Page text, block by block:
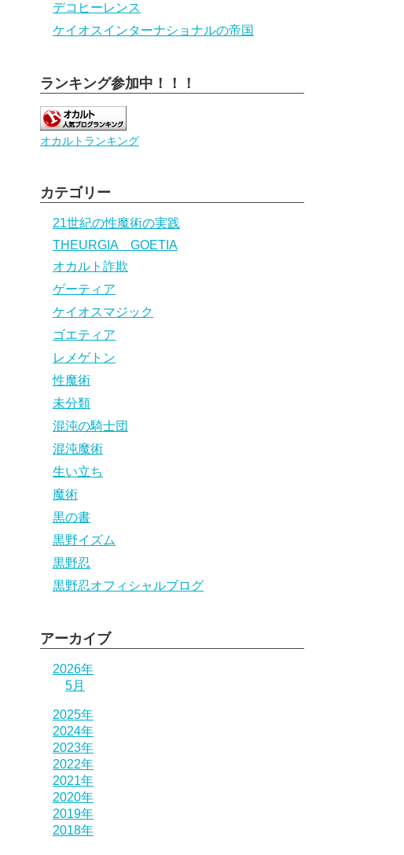
デコヒーレンス
ケイオスインターナショナルの帝国
ランキング参加中！！！
オカルトランキング
カテゴリー
21世紀の性魔術の実践
THEURGIA GOETIA
オカルト詐欺
ゲーティア
ケイオスマジック
ゴエティア
レメゲトン
性魔術
未分類
混沌の騎士団
混沌魔術
生い立ち
魔術
黒の書
黒野イズム
黒野忍
黒野忍オフィシャルブログ
アーカイブ
2026年
5月
2025年
2024年
2023年
2022年
2021年
2020年
2019年
2018年